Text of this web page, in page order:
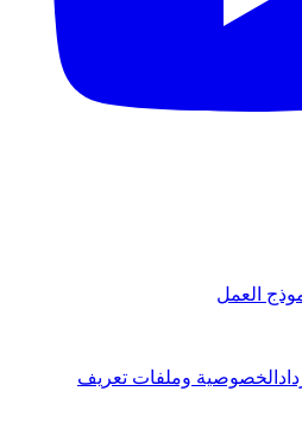
العمل
الخصوصية وملفات تعريف